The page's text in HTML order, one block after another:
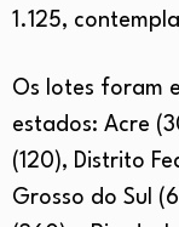
1.125,
Os lotes foram
estados: Acre
(120), Distrito
Grosso do Sul